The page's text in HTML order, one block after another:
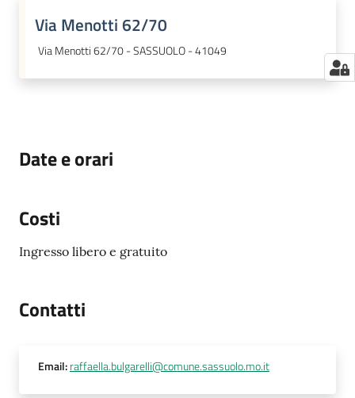
Via Menotti 62/70
Via Menotti 62/70 - SASSUOLO - 41049
Date e orari
Costi
Ingresso libero e gratuito
Contatti
Email:raffaella.bulgarelli@comune.sassuolo.mo.it